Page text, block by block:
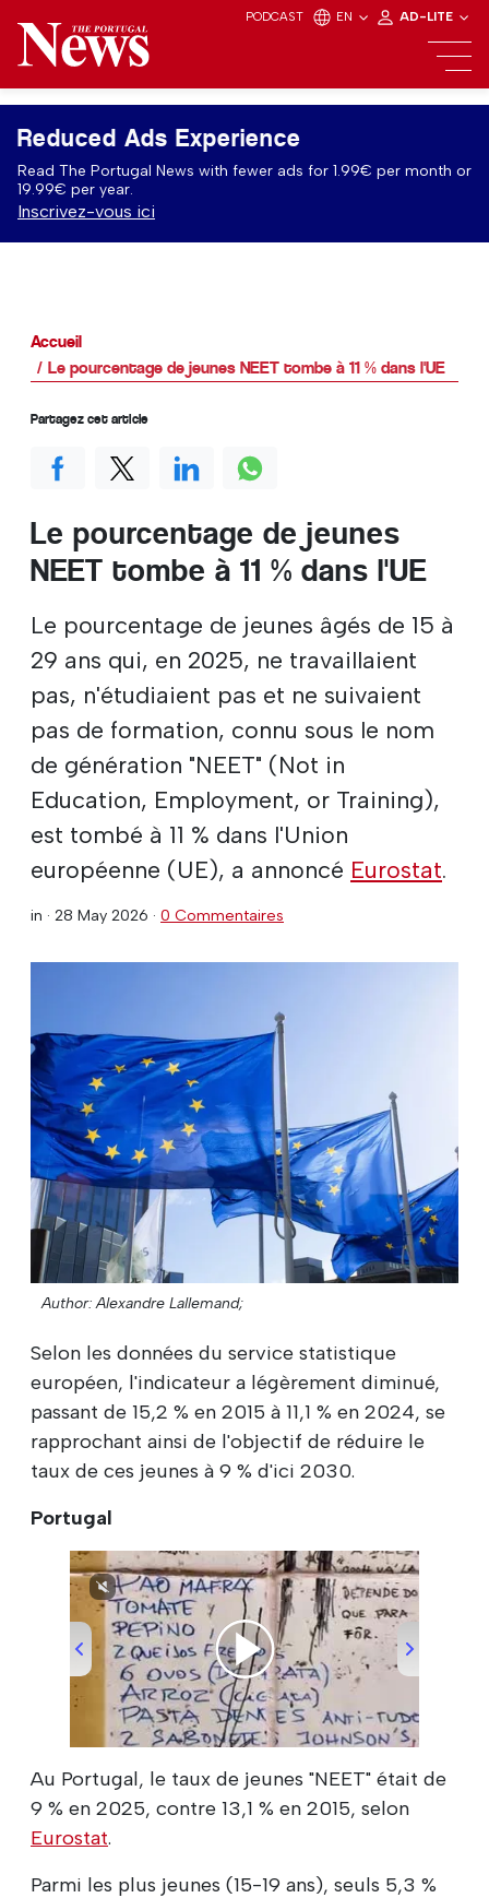
PODCAST EN AD-LITE
Reduced Ads Experience
Read The Portugal News with fewer ads for 1.99€ per month or
19.99€ per year.
Inscrivez-vous ici
Accueil
Le pourcentage de jeunes NEET tombe à 11 % dans l'UE
Le pourcentage de jeunes
NEET tombe à 11 % dans l'UE
Le pourcentage de jeunes âgés de 15 à
29 ans qui, en 2025, ne travaillaient
pas, n'étudiaient pas et ne suivaient
pas de formation, connu sous le nom
de génération "NEET" (Not in
Education, Employment, or Training),
est tombé à 11 % dans l'Union
européenne (UE), a annoncé Eurostat.
in · 28 May 2026 · 0 Commentaires
Author: Alexandre Lallemand;
Selon les données du service statistique
européen, l'indicateur a légèrement diminué,
passant de 15,2 % en 2015 à 11,1 % en 2024, se
rapprochant ainsi de l'objectif de réduire le
taux de ces jeunes à 9 % d'ici 2030.
Portugal
00:00/00:22
Au Portugal, le taux de jeunes "NEET" était de
9 % en 2025, contre 13,1 % en 2015, selon
Eurostat.
Parmi les plus jeunes (15-19 ans), seuls 5,3 %
Partagez cet article